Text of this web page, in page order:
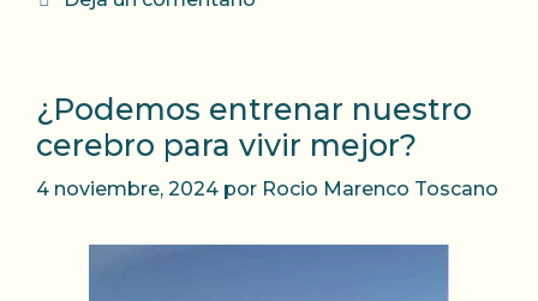
¿Podemos entrenar nuestro
cerebro para vivir mejor?
4 noviembre, 2024 por Rocio Marenco Toscano